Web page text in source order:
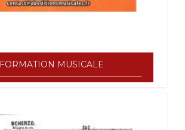
FORMATION MUSICALE